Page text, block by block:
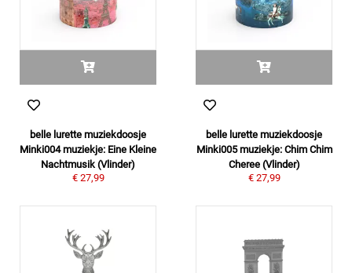
belle lurette muziekdoosje
Minki004 muziekje: Eine Kleine
Nachtmusik (Vlinder)
€ 27,99
belle lurette muziekdoosje
Minki005 muziekje: Chim Chim
Cheree (Vlinder)
€ 27,99